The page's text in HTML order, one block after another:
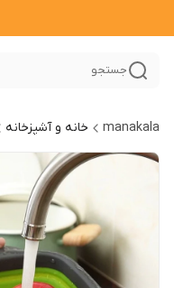
جستجو
manakala خانه و آشپزخانه